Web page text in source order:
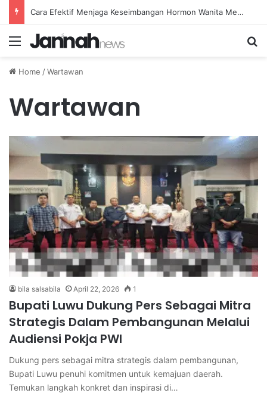
Cara Efektif Menjaga Keseimbangan Hormon Wanita Menjelang Menopause
Menu
Home /Wartawan
Wartawan
bila salsabila April 22, 2026 1
Bupati Luwu Dukung Pers Sebagai Mitra
Strategis Dalam Pembangunan Melalui
Audiensi Pokja PWI
Dukung pers sebagai mitra strategis dalam pembangunan,
Bupati Luwu penuhi komitmen untuk kemajuan daerah.
Temukan langkah konkret dan inspirasi di…